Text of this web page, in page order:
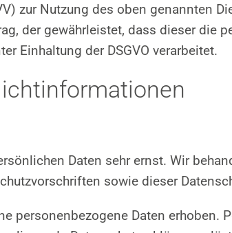
zur Nutzung des oben genannten
der gewährleistet, dass dieser die
Einhaltung der DSGVO verarbeitet.
Daten sehr ernst. Wir
sowie dieser
personenbezogene Daten erhoben.